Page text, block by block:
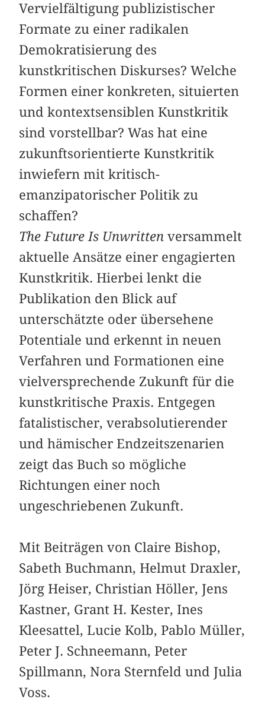
Vervielfältigung publizistischer
Formate zu einer radikalen
Demokratisierung des
kunstkritischen Diskurses? Welche
Formen einer konkreten, situierten
und kontextsensiblen Kunstkritik
sind vorstellbar? Was hat eine
zukunftsorientierte Kunstkritik
inwiefern mit kritisch-
emanzipatorischer Politik zu
schaffen?
The Future Is Unwritten versammelt
aktuelle Ansätze einer engagierten
Kunstkritik. Hierbei lenkt die
Publikation den Blick auf
unterschätzte oder übersehene
Potentiale und erkennt in neuen
Verfahren und Formationen eine
vielversprechende Zukunft für die
kunstkritische Praxis. Entgegen
fatalistischer, verabsolutierender
und hämischer Endzeitszenarien
zeigt das Buch so mögliche
Richtungen einer noch
ungeschriebenen Zukunft.
Mit Beiträgen von Claire Bishop,
Sabeth Buchmann, Helmut Draxler,
Jörg Heiser, Christian Höller, Jens
Kastner, Grant H. Kester, Ines
Kleesattel, Lucie Kolb, Pablo Müller,
Peter J. Schneemann, Peter
Spillmann, Nora Sternfeld und Julia
Voss.